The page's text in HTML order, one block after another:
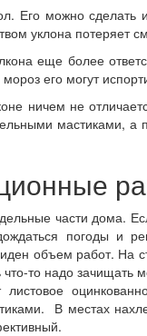
Его можно
уклона
еще более
его могут
ничем не
мастиками,
части дома.
погоды и
объем работ. На
что-то надо
листовое
В местах